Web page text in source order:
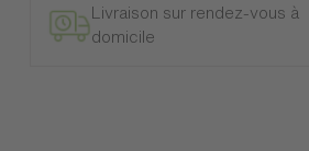
Livraison sur rendez-vous à
domicile